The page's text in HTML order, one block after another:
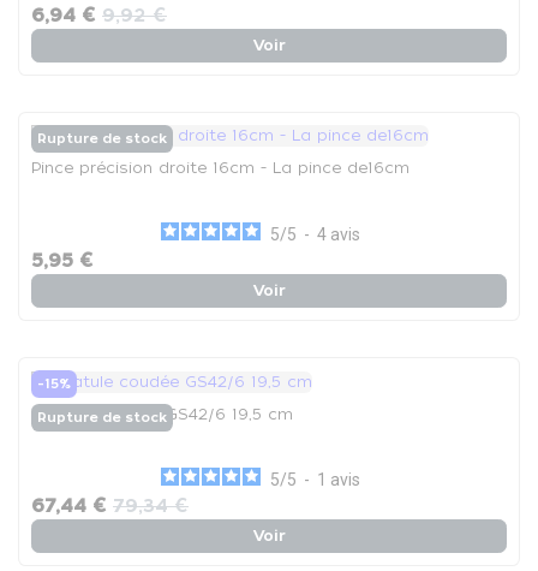
6,94 € 9,92 €
Voir
Rupture de stock
Pince précision droite 16cm - La pince de16cm
5/5 - 4 avis
5,95 €
Voir
-15%
Rupture de stock
Spatule coudée GS42/6 19,5 cm
5/5 - 1 avis
67,44 € 79,34 €
Voir